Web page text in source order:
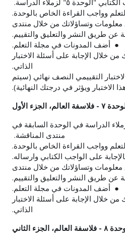
٥" لزملاء الدراسة.
وواجب القراءة الخاص بالوحدة.
وتساؤلاتك من خلال منتدى
عن طريق النشر والتعليق والتقييم.
أضف المدونات في مجلة التعلم.
خلال الإجابة على أسئلة الاختبار
الذاتي.
التقييمي النصف نهائي (سيتم
الاختبار ويؤثر في درجتك النهائية).
- فلاسفة العالم، الجزء الأول
الدراسة في الوحدة السابقة في
منتدى المناقشة.
وواجب القراءة الخاص بالوحدة.
على الواجب الكتابي وارساله.
وتساؤلاتك من خلال منتدى
عن طريق النشر والتعليق والتقييم.
أضف المدونات في مجلة التعلم.
خلال الإجابة على أسئلة الاختبار
الذاتي.
العالم، الجزء الثاني